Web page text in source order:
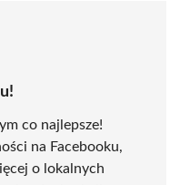
co najlepsze!
na Facebooku,
o lokalnych